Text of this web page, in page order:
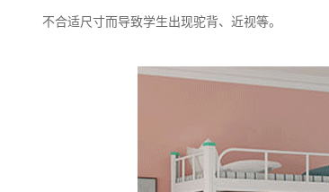
不合适尺寸而导致学生出现驼背、近视等。